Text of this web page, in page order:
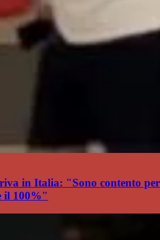
in Italia: "Sono contento per
il 100%"